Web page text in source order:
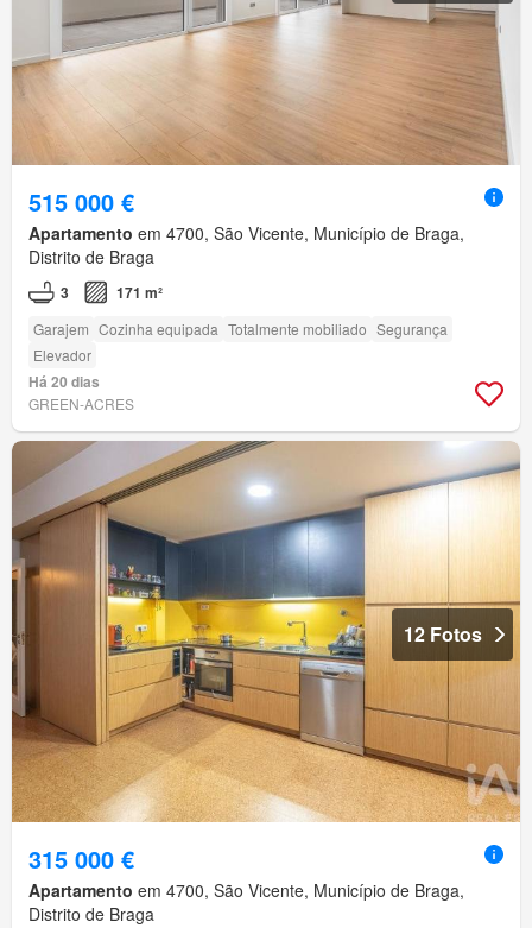
515 000 €
Apartamento em 4700, São Vicente, Município de Braga,
Distrito de Braga
3 171 m²
Garajem Cozinha equipada Totalmente mobiliado Segurança
Elevador
Há 20 dias
GREEN-ACRES
12 Fotos
315 000 €
Apartamento em 4700, São Vicente, Município de Braga,
Distrito de Braga